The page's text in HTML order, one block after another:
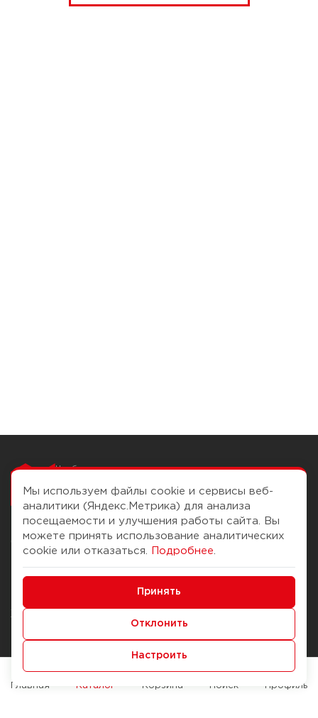
Чтобы вам легко
О компании
История Компании
Журнал
Наши марки
Брендирование
Помощь
Доставка и оплата
Способы оплаты
Служба контроля качества
Мы используем файлы cookie и сервисы веб-
аналитики (Яндекс.Метрика) для анализа
посещаемости и улучшения работы сайта. Вы
можете принять использование аналитических
cookie или отказаться.
Подробнее
Принять
Отклонить
Настроить
Главная Каталог Корзина Поиск Профиль